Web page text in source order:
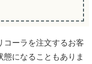
コーラを注文するお客
になることもありま